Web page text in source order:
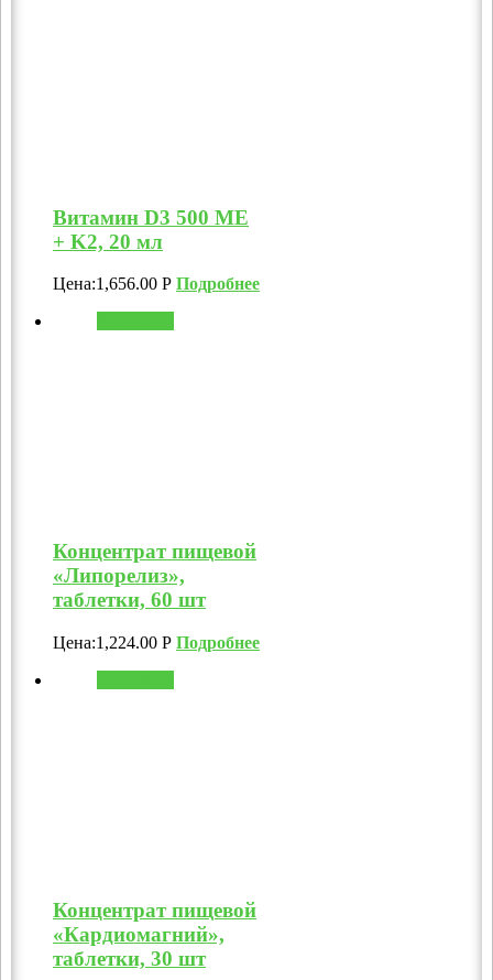
Витамин D3 500 МЕ
+ K2, 20 мл
Цена:1,656.00 Р Подробнее
Концентрат пищевой
«Липорелиз»,
таблетки, 60 шт
Цена:1,224.00 Р Подробнее
Концентрат пищевой
«Кардиомагний»,
таблетки, 30 шт